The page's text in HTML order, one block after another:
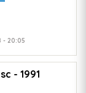
- 20:05
- 1991